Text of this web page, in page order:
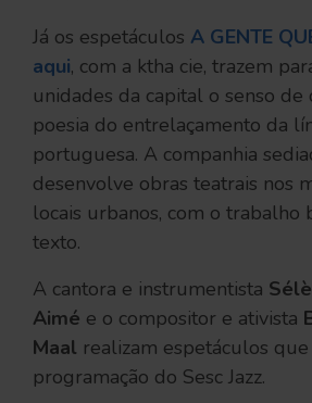
Já os espetáculos A GENTE
aqui, com a ktha cie, trazem
unidades da capital o senso
poesia do entrelaçamento da
portuguesa. A companhia
desenvolve obras teatrais nos
locais urbanos, com o trabalho
texto.
A cantora e instrumentista
Aimé e o compositor e ativista
Maal realizam espetáculos
programação do Sesc Jazz.